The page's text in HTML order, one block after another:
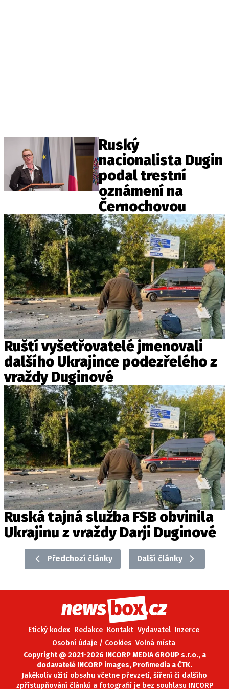
Ruský
nacionalista Dugin
podal trestní
oznámení na
Černochovou
Ruští vyšetřovatelé jmenovali
dalšího Ukrajince podezřelého z
vraždy Duginové
Ruská tajná služba FSB obvinila
Ukrajinu z vraždy Darji Duginové
Předchozí články Další články
Etický kodex Redakce Kontakt Vydavatel Inzerce
Osobní údaje / Cookies Volná místa
Copyright @ 2021-2026 INCORP MEDIA GROUP s.r.o., a
dodavatelé INCORP images, Profimedia a ČTK.
Jakékoliv užití obsahu včetne převzetí, šíření či dalšího
zpřístupňování článků a fotografií je bez souhlasu INCORP